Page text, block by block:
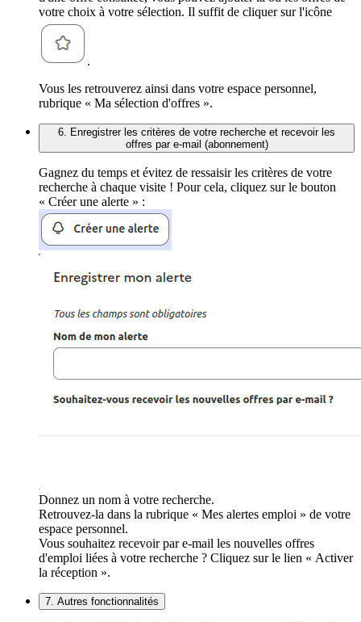
votre choix à votre sélection. Il suffit de cliquer sur l'icône
.
Vous les retrouverez ainsi dans votre espace personnel,
rubrique « Ma sélection d'offres ».
6. Enregistrer les critères de votre recherche et recevoir les
offres par e-mail (abonnement)
Gagnez du temps et évitez de ressaisir les critères de votre
recherche à chaque visite ! Pour cela, cliquez sur le bouton
« Créer une alerte » :
Donnez un nom à votre recherche.
Retrouvez-la dans la rubrique « Mes alertes emploi » de votre
espace personnel.
Vous souhaitez recevoir par e-mail les nouvelles offres
d'emploi liées à votre recherche ? Cliquez sur le lien « Activer
la réception ».
7. Autres fonctionnalités